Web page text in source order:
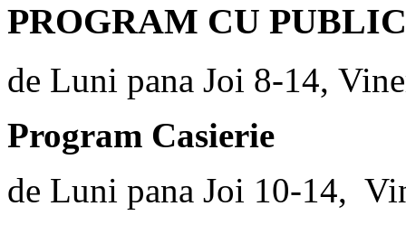
PROGRAM CU
de Luni pana Joi 8-14,
Program Casierie
de Luni pana Joi 10-14,